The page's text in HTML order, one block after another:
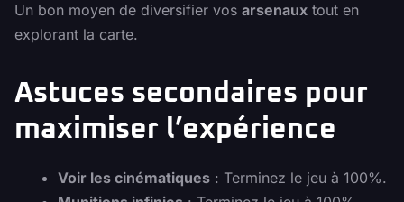
Un bon moyen de diversifier vos arsenaux tout en
explorant la carte.
Astuces secondaires pour
maximiser l’expérience
Voir les cinématiques : Terminez le jeu à 100%.